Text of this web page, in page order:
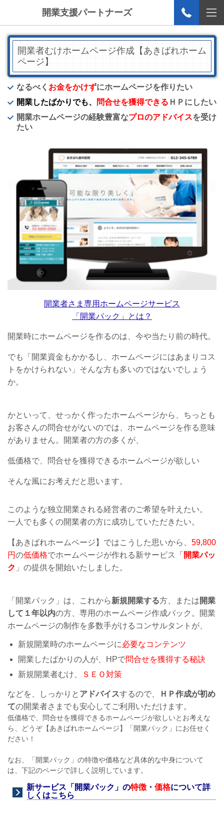
開業支援パートナーズ
開業者むけホームページ作成【あきばれホーム
ページ】
なるべく お金をかけずにホームページを作りたい
開業したばかりでも、
問合せを獲得できる ＨＰにしたい
開業ホームページの経験豊富なプロのアドバイスを受け
たい
開業者さま専用ホームページサービス
「 開業パック 」とは？
開業時にホームページを作るのは、今や当たり前の時代。
でも「開業資金もかかるし、ホームページにはあまりコス
トをかけられない」そんな方も多いのではないでしょう
か。
かといって、せっかく作ったホームページから、ちっとも
お客さんの問合せがないのでは、ホームページを作る意味
がありません。開業者の方の多くが、
低価格で、問合せを獲得できるホームページが欲しい
そんな風にお考えだと思います。
このような独立開業される経営者のご希望を叶えたい。
一人でも多くの開業者の方に成功していただきたい。
【あきばれホームページ】ではこうした思いから、 59,800
円の低価格でホームページが作れる新サービス 「 開業パッ
ク 」の提供を開始いたしました。
「開業パック」は、これから新規開業する方、または開業
して１年以内の方、専用のホームページ作成パック。開業
ホームページの制作を多数手がけるコンサルタントが、
新規開業時のホームページに必要なコンテンツ
開業したばかりの人が、HPで問合せを獲得する秘訣
新規開業者むけ、
ＳＥＯ対策
などを、しっかりと アドバイスするので、
ＨＰ作成が初め
ての開業者さまでも安心してご利用いただけます。
低価格で、問合せを獲得できるホームページが欲しいとお考えな
ら、どうぞ【あきばれホームページ】「開業パック」にお任せく
ださい！
なお、「開業パック」の特徴や価格など具体的な中身について
は、下記のページで詳しく説明しています。
新サービス「 開業パック 」の特徴 ・価格について詳
しくはこちら